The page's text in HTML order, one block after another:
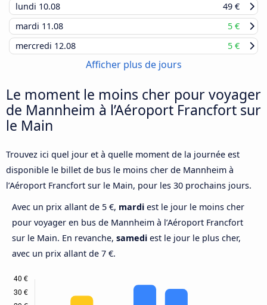
lundi 10.08
49 €
mardi 11.08
5 €
mercredi 12.08 5 €
Afficher plus de jours
Le moment le moins cher pour voyager
de Mannheim à l’Aéroport Francfort sur
le Main
Trouvez ici quel jour et à quelle moment de la journée est
disponible le billet de bus le moins cher de Mannheim à
l’Aéroport Francfort sur le Main, pour les 30 prochains jours.
Avec un prix allant de 5 €, mardi est le jour le moins cher
pour voyager en bus de Mannheim à l’Aéroport Francfort
sur le Main. En revanche, samedi est le jour le plus cher,
avec un prix allant de 7 €.